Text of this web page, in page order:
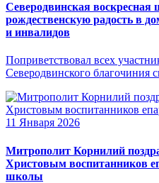
Северодвинская воскресная
рождественскую радость в
и инвалидов
Поприветствовал всех
Северодвинского
11 Января 2026
Митрополит Корнилий
Христовым воспитанников
школы